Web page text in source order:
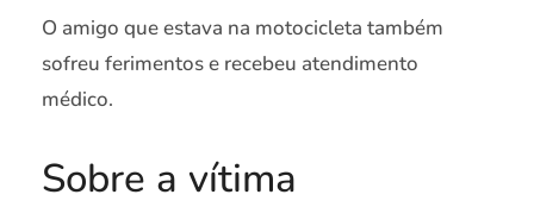
O amigo que estava na motocicleta também
sofreu ferimentos e recebeu atendimento
médico.
Sobre a vítima